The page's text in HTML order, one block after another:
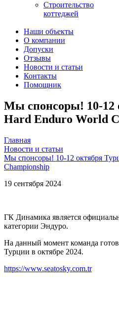
Строительство
коттеджей
Наши объекты
О компании
Допуски
Отзывы
Новости и статьи
Контакты
Помощник
Мы спонсоры! 10-12
Hard Enduro World
Главная
Новости и статьи
Мы спонсоры! 10-12 октября
Championship
19 сентября 2024
ГК Динамика является
категории Эндуро.
На данный момент команда
Турции в октябре 2024.
https://www.seatosky.com.tr